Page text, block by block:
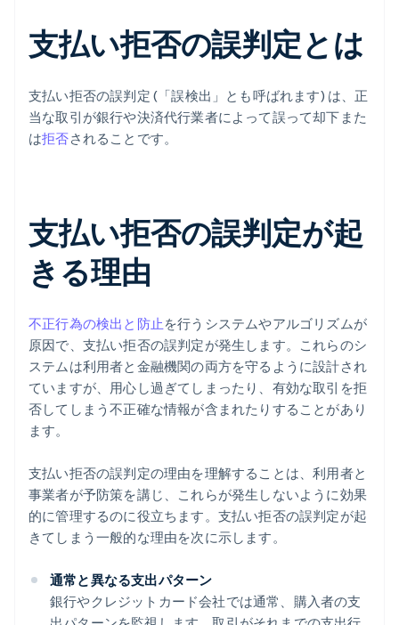
支払い拒否の誤判定とは
支払い拒否の誤判定 (「誤検出」とも呼ばれます) は、正
当な取引が銀行や決済代行業者によって誤って却下また
は拒否されることです。
支払い拒否の誤判定が起
きる理由
不正行為の検出と防止を行うシステムやアルゴリズムが
原因で、支払い拒否の誤判定が発生します。これらのシ
ステムは利用者と金融機関の両方を守るように設計され
ていますが、用心し過ぎてしまったり、有効な取引を拒
否してしまう不正確な情報が含まれたりすることがあり
ます。
支払い拒否の誤判定の理由を理解することは、利用者と
事業者が予防策を講じ、これらが発生しないように効果
的に管理するのに役立ちます。支払い拒否の誤判定が起
きてしまう一般的な理由を次に示します。
通常と異なる支出パターン
銀行やクレジットカード会社では通常、購入者の支